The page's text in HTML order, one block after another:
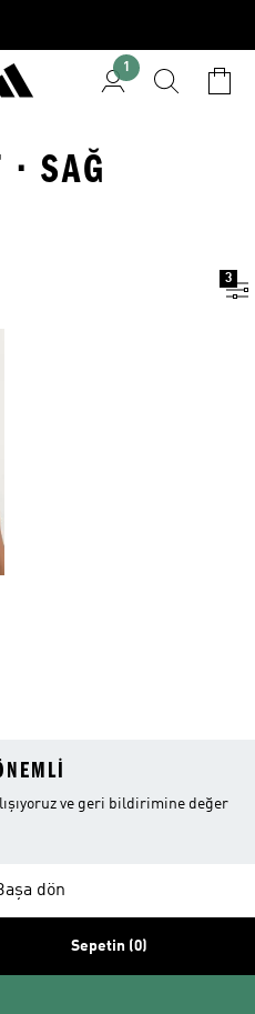
1
SAĞ
3
ve geri bildirimine değer
dön
Sepetin (0)